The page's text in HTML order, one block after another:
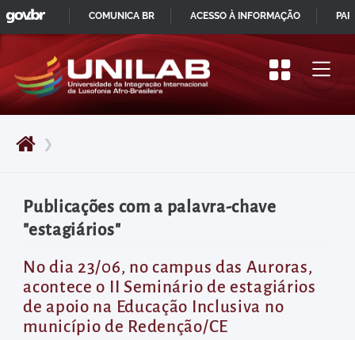
Pular
para
início
do
principal
Acessar
diretamente
o
menu
principal
Acessar
❯
Publicações com a palavra-chave
"estagiários"
No dia 23/06, no campus das Auroras,
acontece o II Seminário de estagiários
de apoio na Educação Inclusiva no
município de Redenção/CE
IR
PARA
CONTEÚDO
GOVBR
COMUNICA BR ACESSO À INFORMAÇÃO